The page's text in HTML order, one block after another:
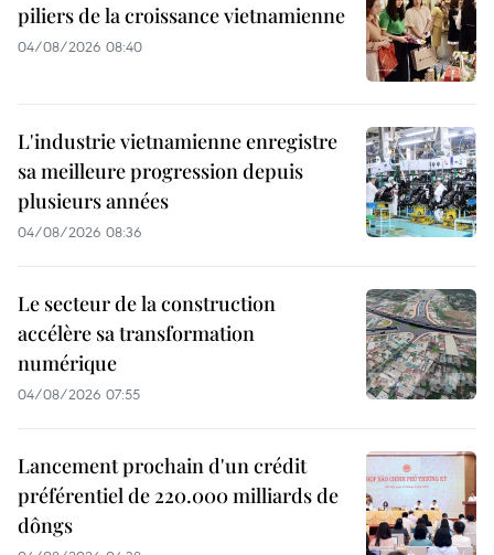
piliers de la croissance vietnamienne
04/08/2026 08:40
L'industrie vietnamienne enregistre
sa meilleure progression depuis
plusieurs années
04/08/2026 08:36
Le secteur de la construction
accélère sa transformation
numérique
04/08/2026 07:55
Lancement prochain d'un crédit
préférentiel de 220.000 milliards de
dôngs